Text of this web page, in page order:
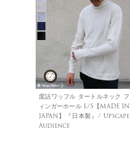
度詰ワッフル タートルネック フ
ィンガーホール L/S【MADE IN
JAPAN】『日本製』/ Upscape
Audience